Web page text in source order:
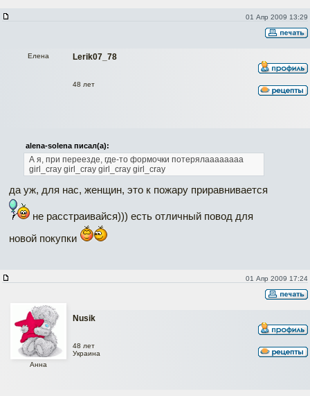
01 Апр 2009 13:29
Lerik07_78
Елена
48 лет
alena-solena писал(а):
А я, при переезде, где-то формочки потерялаааааааа
girl_cray girl_cray girl_cray girl_cray
да уж, для нас, женщин, это к пожару приравнивается
не расстраивайся))) есть отличный повод для
новой покупки
01 Апр 2009 17:24
Nusik
Анна
48 лет
Украина